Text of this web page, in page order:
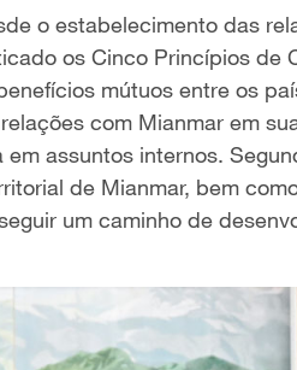
o estabelecimento das
os Cinco Princípios de
mútuos entre os
com Mianmar em
assuntos internos.
de Mianmar, bem
um caminho de